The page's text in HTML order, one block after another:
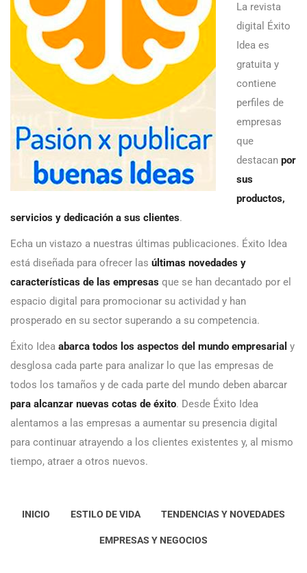
La revista
digital Éxito
Idea es
gratuita y
contiene
perfiles de
empresas
que
destacan por
sus
productos,
servicios y dedicación a sus clientes.
Echa un vistazo a nuestras últimas publicaciones. Éxito Idea
está diseñada para ofrecer las últimas novedades y
características de las empresas que se han decantado por el
espacio digital para promocionar su actividad y han
prosperado en su sector superando a su competencia.
Éxito Idea abarca todos los aspectos del mundo empresarial y
desglosa cada parte para analizar lo que las empresas de
todos los tamaños y de cada parte del mundo deben abarcar
para alcanzar nuevas cotas de éxito. Desde Éxito Idea
alentamos a las empresas a aumentar su presencia digital
para continuar atrayendo a los clientes existentes y, al mismo
tiempo, atraer a otros nuevos.
INICIO ESTILO DE VIDA TENDENCIAS Y NOVEDADES
EMPRESAS Y NEGOCIOS